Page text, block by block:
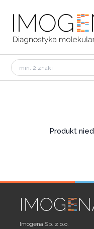
Produkt
Imogena Sp. z o.o.